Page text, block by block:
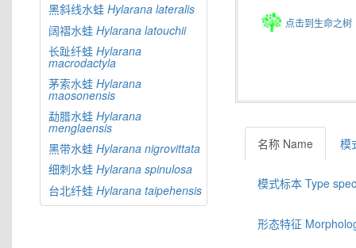
黑斜线水蛙 Hylarana lateralis
阔褶水蛙 Hylarana latouchii
长趾纤蛙 Hylarana
macrodactyla
茅索水蛙 Hylarana
maosonensis
勐腊水蛙 Hylarana
menglaensis
黑带水蛙 Hylarana nigrovittata
细刺水蛙 Hylarana spinulosa
台北纤蛙 Hylarana taipehensis
点击到生命之树
名称 Name 模
模式标本 Type
形态特征